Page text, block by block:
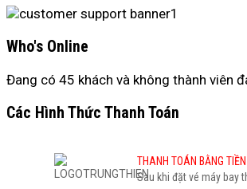
Who's Online
Đang có 45 khách và không thành viên
Các Hình Thức Thanh Toán
THANH TOÁN BẰNG
Sau khi đặt vé máy bay